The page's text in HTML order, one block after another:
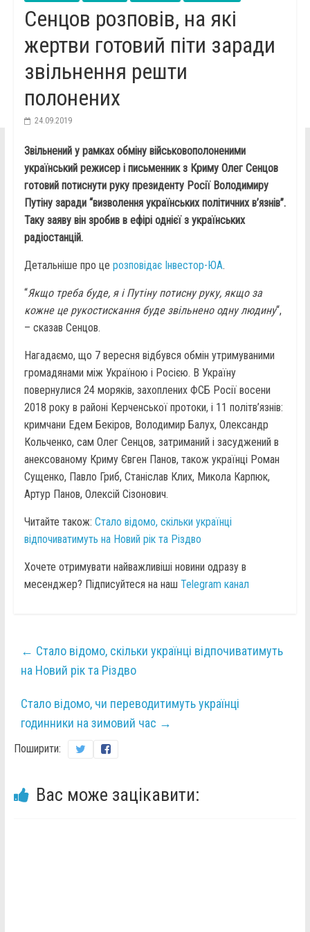
Сенцов розповів, на які
жертви готовий піти заради
звільнення решти
полонених
24.09.2019
Звільнений у рамках обміну військовополоненими
український режисер і письменник з Криму Олег Сенцов
готовий потиснути руку президенту Росії Володимиру
Путіну заради “визволення українських політичних в’язнів”.
Таку заяву він зробив в ефірі однієї з українських
радіостанцій.
Детальніше про це розповідає Інвестор-ЮА.
“Якщо треба буде, я і Путіну потисну руку, якщо за
кожне це рукостискання буде звільнено одну людину“,
– сказав Сенцов.
Нагадаємо, що 7 вересня відбувся обмін утримуваними
громадянами між Україною і Росією. В Україну
повернулися 24 моряків, захоплених ФСБ Росії восени
2018 року в районі Керченської протоки, і 11 політв’язнів:
кримчани Едем Бекіров, Володимир Балух, Олександр
Кольченко, сам Олег Сенцов, затриманий і засуджений в
анексованому Криму Євген Панов, також українці Роман
Сущенко, Павло Гриб, Станіслав Клих, Микола Карпюк,
Артур Панов, Олексій Сізонович.
Читайте також: Стало відомо, скільки українці
відпочиватимуть на Новий рік та Різдво
Хочете отримувати найважливіші новини одразу в
месенджер? Підписуйтеся на наш Telegram канал
← Стало відомо, скільки українці відпочиватимуть
на Новий рік та Різдво
Стало відомо, чи переводитимуть українці
годинники на зимовий час →
Поширити:
Вас може зацікавити: